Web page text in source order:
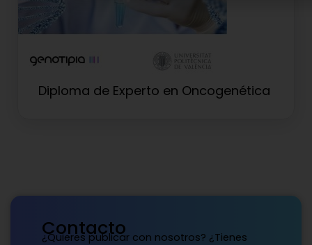
Diploma de Experto en Oncogenética
Contacto
¿Quieres publicar con nosotros? ¿Tienes